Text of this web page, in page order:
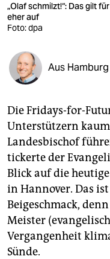
verlag
shop
fragen & hilfe
unterstützen
abo
genossenschaft
epaper login
„Olaf schmilzt!“: Das gilt
eher auf
Foto: dpa
Aus Hamburg
Die Fridays-for-
Unterstützern
Landesbischof
tickerte der
Blick auf die
in Hannover. Das
Beigeschmack,
Meister
Vergangenheit
Sünde.